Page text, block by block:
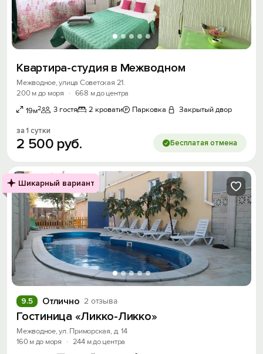
Квартира-студия в Межводном
Межводное, улица Советская 21.
200 м до моря
· 668 м до центра
19м2 3 гостя 2 кровати Парковка Закрытый двор
за 1 сутки
2 500 руб. Бесплатая отмена
Шикарный вариант
Отлично 2 отзыва
9.5
Гостиница «Ликко-Ликко»
Межводное, ул. Приморская, д. 14
160 м до моря
· 244 м до центра